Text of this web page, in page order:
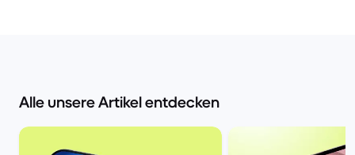
Alle unsere Artikel entdecken